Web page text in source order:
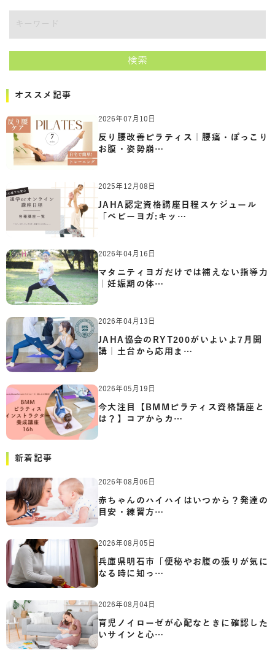
検索
オススメ記事
2026年07月10日
反り腰改善ピラティス｜腰痛・ぽっこり
お腹・姿勢崩…
2025年12月08日
JAHA認定資格講座日程スケジュール
「ベビーヨガ:キッ…
2026年04月16日
マタニティヨガだけでは補えない指導力
｜妊娠期の体…
2026年04月13日
JAHA協会のRYT200がいよいよ7月開
講｜土台から応用ま…
2026年05月19日
今大注目【BMMピラティス資格講座と
は？】コアからカ…
新着記事
2026年08月06日
赤ちゃんのハイハイはいつから？発達の
目安・練習方…
2026年08月05日
兵庫県明石市「便秘やお腹の張りが気に
なる時に知っ…
2026年08月04日
育児ノイローゼが心配なときに確認した
いサインと心…